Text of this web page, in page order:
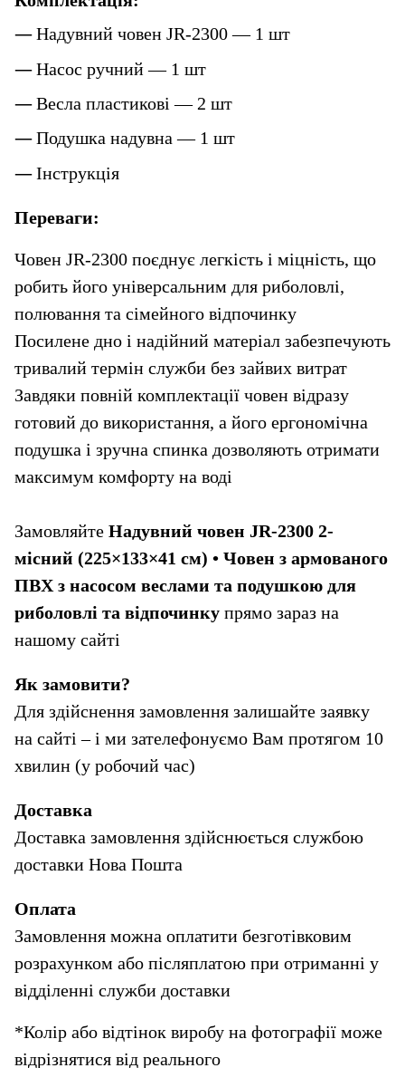
Надувний човен JR-2300 — 1 шт
Насос ручний — 1 шт
Весла пластикові — 2 шт
Подушка надувна — 1 шт
Інструкція
Переваги:
Човен JR-2300 поєднує легкість і міцність, що
робить його універсальним для риболовлі,
полювання та сімейного відпочинку
Посилене дно і надійний матеріал забезпечують
тривалий термін служби без зайвих витрат
Завдяки повній комплектації човен відразу
готовий до використання, а його ергономічна
подушка і зручна спинка дозволяють отримати
максимум комфорту на воді
Замовляйте Надувний човен JR-2300 2-
місний (225×133×41 см) • Човен з армованого
ПВХ з насосом веслами та подушкою для
риболовлі та відпочинку прямо зараз на
нашому сайті
Як замовити?
Для здійснення замовлення залишайте заявку
на сайті – і ми зателефонуємо Вам протягом 10
хвилин (у робочий час)
Доставка
Доставка замовлення здійснюється службою
доставки Нова Пошта
Оплата
Замовлення можна оплатити безготівковим
розрахунком або післяплатою при отриманні у
відділенні служби доставки
*Колір або відтінок виробу на фотографії може
відрізнятися від реального